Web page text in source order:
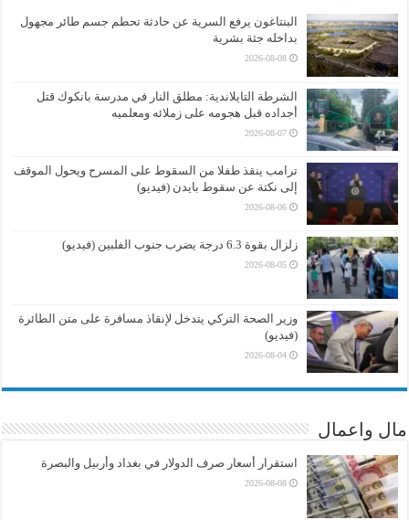
البنتاغون يرفع السرية عن حادثة تحطم جسم طائر مجهول
بداخله جثة بشرية
2026-08-08
الشرطة التايلاندية: مطلق النار في مدرسة بانكوك قتل
أجداده قبل هجومه على زملائه ومعلميه
2026-08-07
ترامب ينقذ طفلا من السقوط على المسرح ويحول الموقف
إلى نكتة عن سقوط بايدن (فيديو)
2026-08-06
زلزال بقوة 6.3 درجة يضرب جنوب الفلبين (فيديو)
2026-08-05
وزير الصحة التركي يتدخل لإنقاذ مسافرة على متن الطائرة
(فيديو)
2026-08-04
مال واعمال
استقرار أسعار صرف الدولار في بغداد وأربيل والبصرة
2026-08-08